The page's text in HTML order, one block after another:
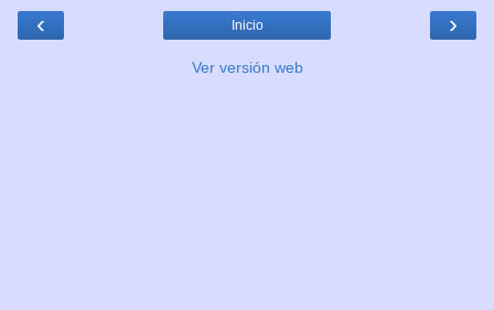
‹ ›
Inicio
Ver versión web